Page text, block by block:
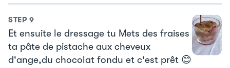
STEP 9
Et ensuite le dressage tu Mets des fraises
ta pâte de pistache aux cheveux
d'ange,du chocolat fondu et c'est prêt 😊